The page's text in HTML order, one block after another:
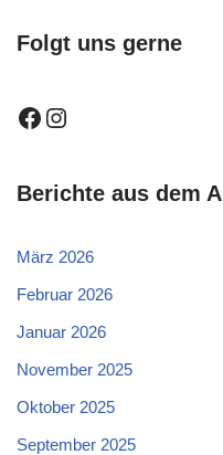
Folgt uns gerne
Berichte aus dem
März 2026
Februar 2026
Januar 2026
November 2025
Oktober 2025
September 2025